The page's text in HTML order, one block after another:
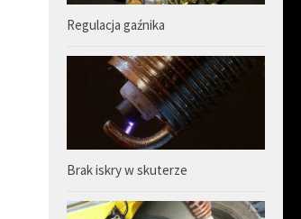
Regulacja gaźnika
Brak iskry w skuterze